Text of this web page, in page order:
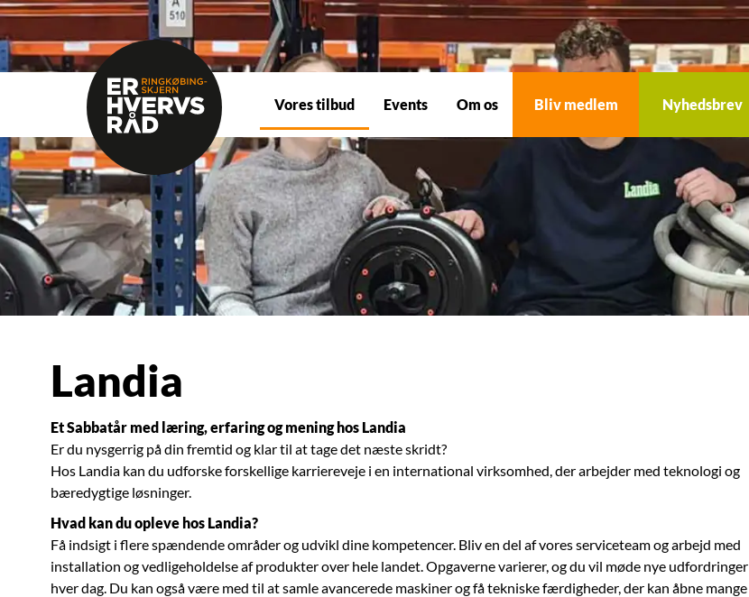
Vores tilbud Events Om os Bliv medlem Nyhedsbrev
Landia
Et Sabbatår med læring, erfaring og mening hos Landia
Er du nysgerrig på din fremtid og klar til at tage det næste skridt?
Hos Landia kan du udforske forskellige karriereveje i en international virksomhed, der arbejder med teknologi og
bæredygtige løsninger.
Hvad kan du opleve hos Landia?
Få indsigt i flere spændende områder og udvikl dine kompetencer. Bliv en del af vores serviceteam og arbejd med
installation og vedligeholdelse af produkter over hele landet. Opgaverne varierer, og du vil møde nye udfordringer
hver dag. Du kan også være med til at samle avancerede maskiner og få tekniske færdigheder, der kan åbne mange